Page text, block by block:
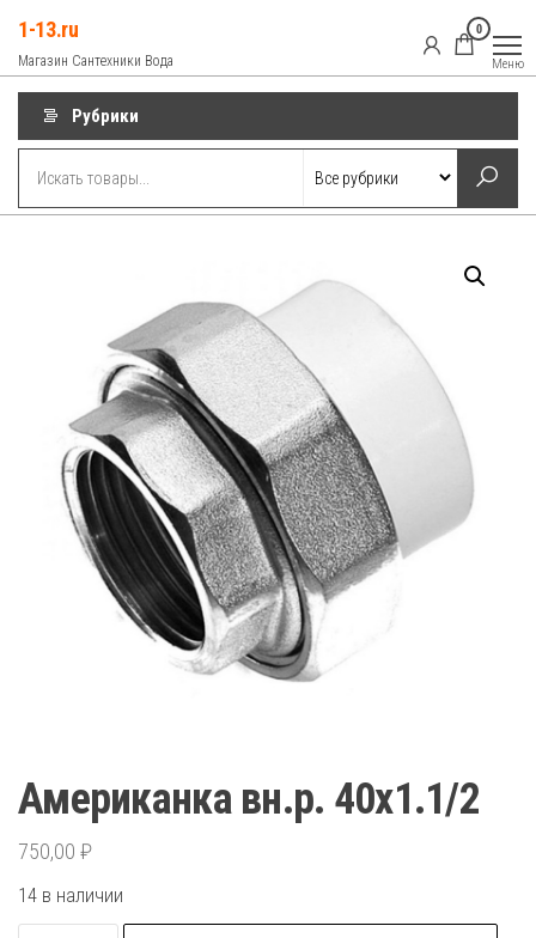
содержимому
1-13.ru
Магазин Сантехники Вода
0
Меню
Рубрики
Американка вн.р. 40х1.1/2
750,00 ₽
14 в наличии